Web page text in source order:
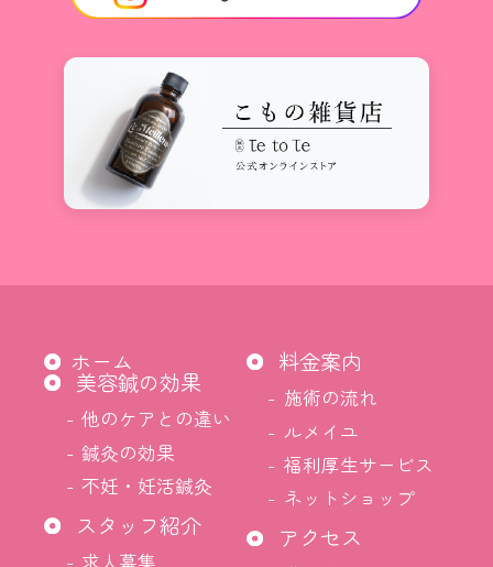
ホーム
美容鍼の効果
他のケアとの違い
鍼灸の効果
不妊・妊活鍼灸
スタッフ紹介
料金案内
施術の流れ
ルメイユ
福利厚生サービス
ネットショップ
アクセス